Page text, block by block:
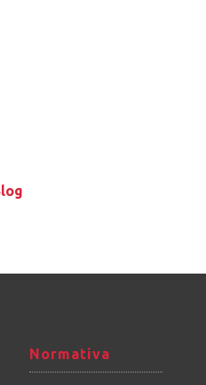
Normativa
Normativa